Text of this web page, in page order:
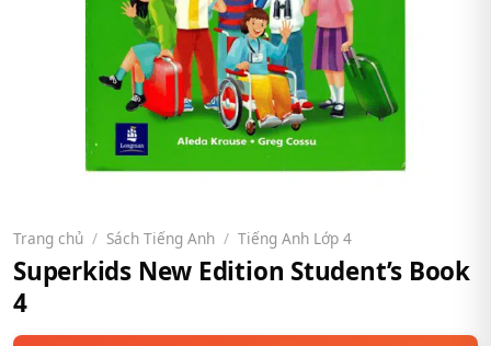
Trang chủ / Sách Tiếng Anh / Tiếng Anh Lớp 4
Superkids New Edition Student’s Book
4